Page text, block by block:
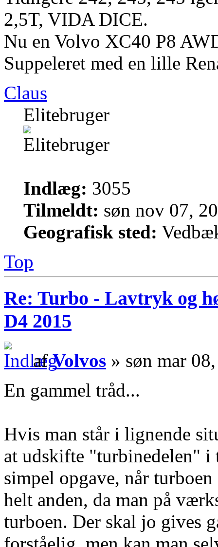
2,5T, VIDA DICE.
Nu en Volvo XC40 P8
Suppeleret med en lille
Claus
Elitebruger
Indlæg: 3055
Tilmeldt: søn nov 07,
Geografisk sted:
Top
Re: Turbo - Lavtryk og
D4 2015
afVolvos » søn mar
En gammel tråd...
Hvis man står i lignende
at udskifte "turbinedelen" i
simpel opgave, når
helt anden, da man på
turboen. Der skal jo gives